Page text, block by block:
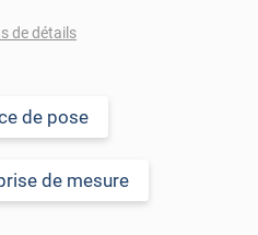
votre film décoratif pour
nettoyée de toutes
de détails
de pose
de mesure